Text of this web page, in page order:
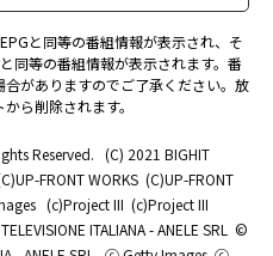
と同等の番組情報が表示され、そ
同等の番組情報が表示されます。番
がありますのでご了承ください。放
ら削除されます。
Reserved. (C) 2021 BIGHIT
FRONT WORKS (C)UP-FRONT
(c)Project III (c)Project III
ITALIANA - ANELE SRL ©